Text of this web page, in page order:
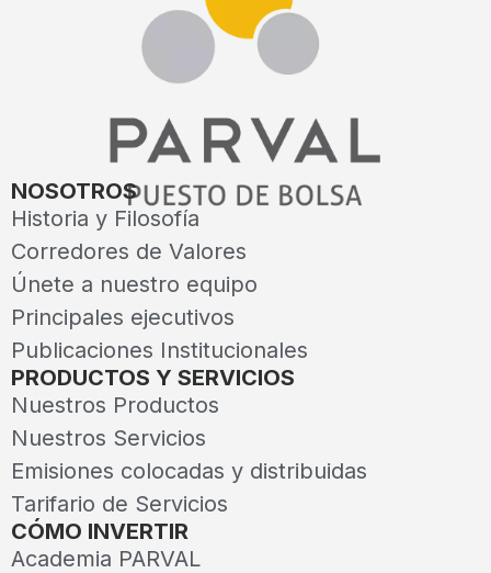
NOSOTROS
Historia y Filosofía
Corredores de Valores
Únete a nuestro equipo
Principales ejecutivos
Publicaciones Institucionales
PRODUCTOS Y SERVICIOS
Nuestros Productos
Nuestros Servicios
Emisiones colocadas y distribuidas
Tarifario de Servicios
CÓMO INVERTIR
Academia PARVAL